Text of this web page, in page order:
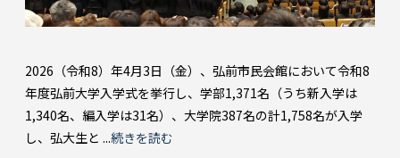
2026（令和8）年4月3日（金）、弘前市民会館において令和8
年度弘前大学入学式を挙行し、学部1,371名（うち新入学は
1,340名、編入学は31名）、大学院387名の計1,758名が入学
し、弘大生と ...続きを読む